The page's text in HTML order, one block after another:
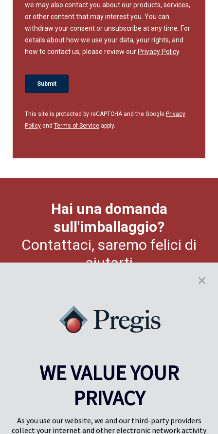
This site is protected by reCAPTCHA and the Google Privacy
Policy and Terms of Service apply.
Hai una domanda
sull'imballaggio?
Contattaci, saremo felici di
aiutarti
Herts, UK
SG1 2DG
Pregis IQ Centre
Park Forum 1053
Paesi Bassi
WE VALUE YOUR
PRIVACY
As you use our website, we and our third-party providers
collect your internet and other electronic network activity